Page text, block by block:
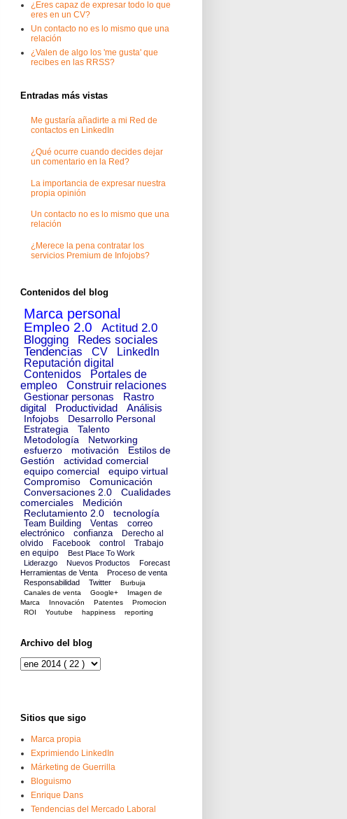
¿Eres capaz de expresar todo lo que
eres en un CV?
Un contacto no es lo mismo que una
relación
¿Valen de algo los 'me gusta' que
recibes en las RRSS?
Entradas más vistas
Me gustaría añadirte a mi Red de
contactos en LinkedIn
¿Qué ocurre cuando decides dejar
un comentario en la Red?
La importancia de expresar nuestra
propia opinión
Un contacto no es lo mismo que una
relación
¿Merece la pena contratar los
servicios Premium de Infojobs?
Contenidos del blog
Marca personal
Empleo 2.0
Actitud 2.0
Blogging
Redes sociales
Tendencias
CV
LinkedIn
Reputación digital
Contenidos
Portales de
empleo
Construir relaciones
Gestionar personas
Rastro
digital
Productividad Análisis
Infojobs
Desarrollo Personal
Estrategia
Talento
Metodología
Networking
esfuerzo
motivación
Estilos de
Gestión
actividad comercial
equipo comercial
equipo virtual
Compromiso
Comunicación
Conversaciones 2.0
Cualidades
comerciales
Medición
Reclutamiento 2.0
tecnología
Team Building Ventas
correo
electrónico
confianza
Derecho al
olvido
Facebook control
Trabajo
en equipo
Best Place To Work
Liderazgo
Nuevos Productos
Forecast
Herramientas de Venta
Proceso de venta
Responsabilidad
Twitter
Burbuja
Canales de venta
Google+
Imagen de
Marca
Innovación Patentes
Promocion
ROI
Youtube happiness reporting
Archivo del blog
Sitios que sigo
Marca propia
Exprimiendo LinkedIn
Márketing de Guerrilla
Bloguismo
Enrique Dans
Tendencias del Mercado Laboral